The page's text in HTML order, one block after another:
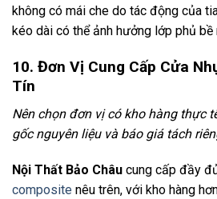
không có mái che do tác động của
kéo dài có thể ảnh hưởng lớp phủ
10. Đơn Vị Cung Cấp Cửa
Tín
Nên chọn đơn vị có kho hàng thực
gốc nguyên liệu và báo giá tách
Nội Thất Bảo Châu cung cấp đầy
composite nêu trên, với kho hàng